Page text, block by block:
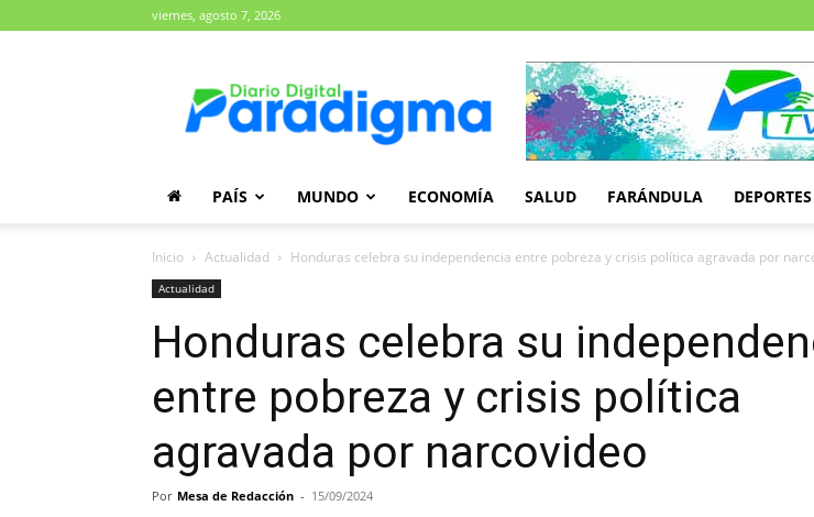
viernes, agosto 7, 2026
Paradigma
PAÍS MUNDO ECONOMÍA SALUD FARÁNDULA DEPORTES
Inicio Actualidad Honduras celebra su independencia entre pobreza y crisis política agravada por
Actualidad
Honduras celebra su
entre pobreza y crisis política
agravada por narcovideo
Por Mesa de Redacción - 15/09/2024